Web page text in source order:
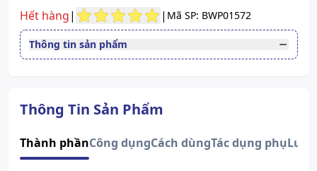
Hết hàng| | Mã SP: BWP01572
Thông tin sản phẩm
Dạng bào chế
Cốm pha dung dịch uống
loạn tiêu hóa do loạn khuẩn
đường ruột hoặc do dùng kháng
Thông Tin Sản Phẩm
Thành phầnCông dụngCách dùngTác dụng phụLưu